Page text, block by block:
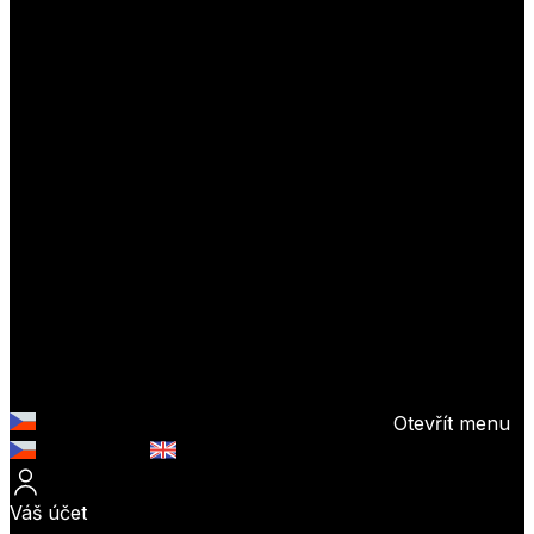
Otevřít menu
Váš účet